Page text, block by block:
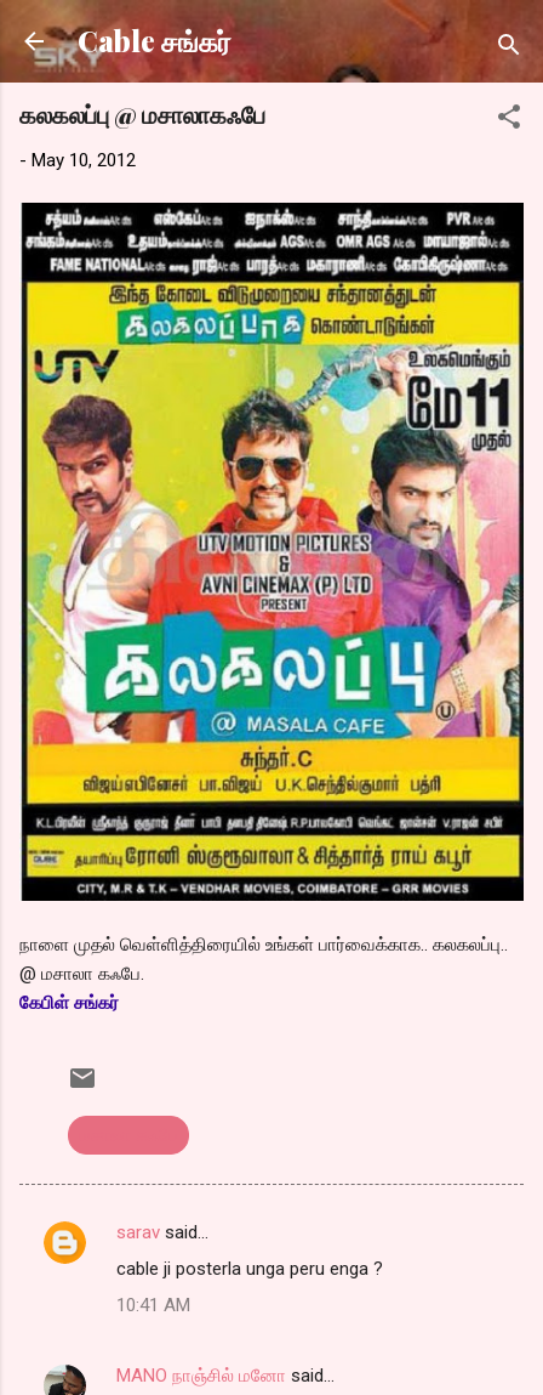
Skip to main content
Cable சங்கர்
கலகலப்பு @ மசாலாகஃபே
- May 10, 2012
நாளை முதல் வெள்ளித்திரையில் உங்கள் பார்வைக்காக.. கலகலப்பு..
@ மசாலா கஃபே.
கேபிள் சங்கர்
C
e
sarav said…
cable ji posterla unga peru enga ?
10:41 AM
MANO நாஞ்சில் மனோ said…